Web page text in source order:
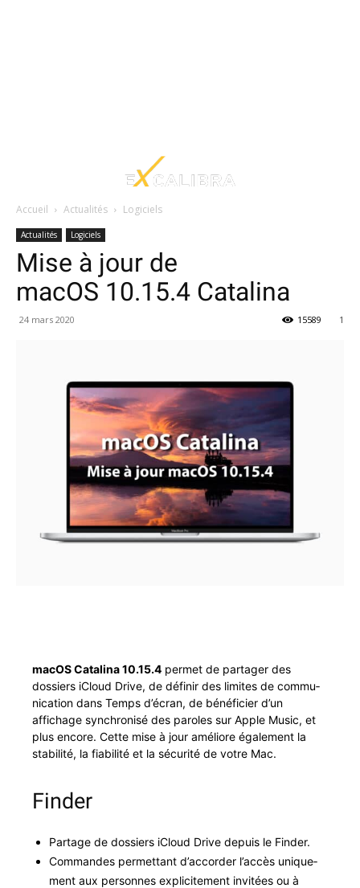
Accueil Actualités Logiciels
Actualités Logiciels
Mise à jour de
macOS 10.15.4 Catalina
24 mars 2020 1
15589
macOS Catali­na 10.15.4 per­met de partager des
dossiers iCloud Dri­ve, de définir des lim­ites de com­mu­
ni­ca­tion dans Temps d’écran, de béné­fici­er d’un
affichage syn­chro­nisé des paroles sur Apple Music, et
plus encore. Cette mise à jour améliore égale­ment la
sta­bil­ité, la fia­bil­ité et la sécu­rité de votre Mac.
Finder
Partage de dossiers iCloud Dri­ve depuis le Finder.
Com­man­des per­me­t­tant d’accorder l’accès unique­
ment aux per­son­nes explicite­ment invitées ou à